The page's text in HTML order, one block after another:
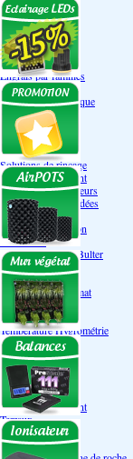
Box 60 cm
Box 80-90 cm
Box 120 cm
Autres tailles Box
Box double étages
Engrais par familles
Engrais terre
Engrais hydroponique
Engrais-Coco
Boosters
Engrais Pack
Enzymes
Solutions de rinçage
Promotion Discount
Accessoires et doseurs
Engrais pour orchidées
Correcteurs PH
Extraction/Intraction
Ventilation
Ioniseur d'air -AirBulter
Filtre anti-odeur
Diffusion CO²
Contrôleurs de climat
Silencieux
Gaines
Température Hygrométrie
Humidificateurs
Accessoires
Pots - Substrats
Soucoupe
Air Pots originaux
Promotion Discount
Terraux
Autres substrats
Fibre Coco